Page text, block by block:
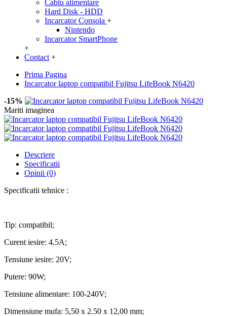
Cablu alimentare
Hard Disk - HDD
Incarcator Consola +
Nintendo
Incarcator SmartPhone
+
Contact +
Prima Pagina
Incarcator laptop compatibil Fujitsu LifeBook N6420
-15%
Mariti imaginea
Descriere
Specificatii
Opinii (0)
Specificatii tehnice :
Tip: compatibil;
Curent iesire: 4.5A;
Tensiune iesire: 20V;
Putere: 90W;
Tensiune alimentare: 100-240V;
Dimensiune mufa: 5,50 x 2.50 x 12,00 mm;